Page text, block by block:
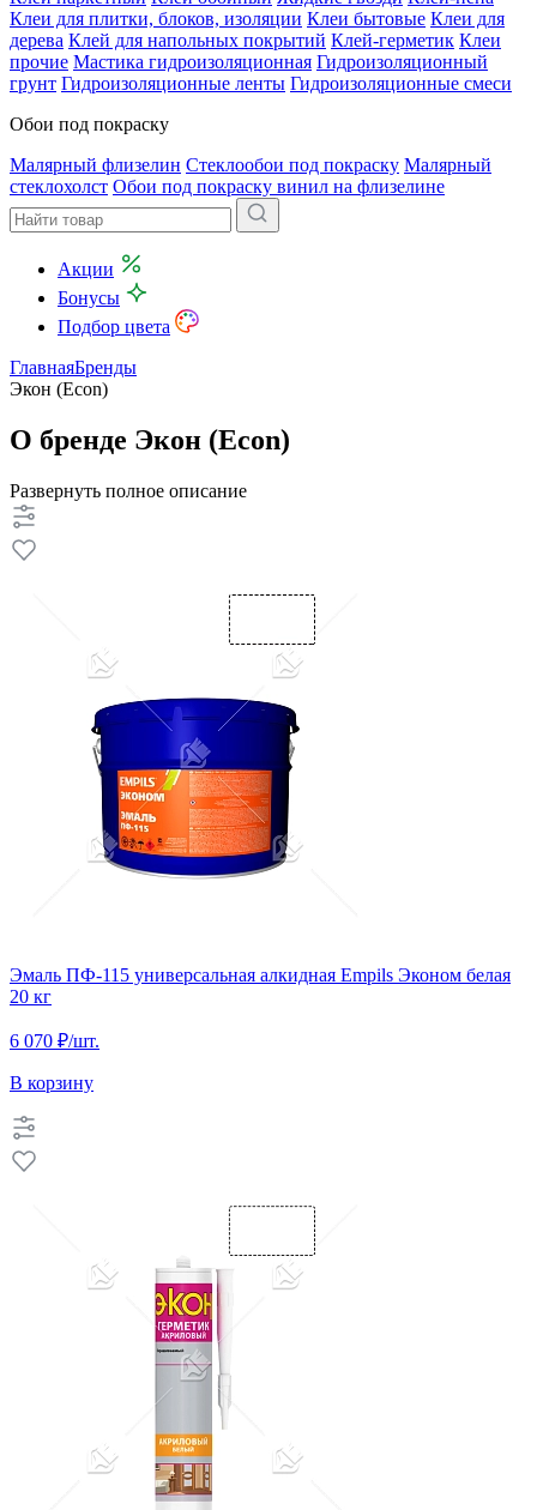
Клеи для плитки, блоков, изоляции Клеи бытовые Клеи для
дерева Клей для напольных покрытий Клей-герметик Клеи
прочие Мастика гидроизоляционная Гидроизоляционный
грунт Гидроизоляционные ленты Гидроизоляционные смеси
Обои под покраску
Малярный флизелин Стеклообои под покраску Малярный
стеклохолст Обои под покраску винил на флизелине
Акции
Бонусы
Подбор цвета
ГлавнаяБренды
Экон (Econ)
О бренде Экон (Econ)
Развернуть полное описание
Эмаль ПФ-115 универсальная алкидная Empils Эконом белая
20 кг
6 070 ₽/шт.
В корзину